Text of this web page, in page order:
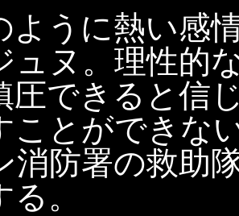
ように熱い感
ュヌ。理性的
圧できると信
ことができな
消防署の救助
。